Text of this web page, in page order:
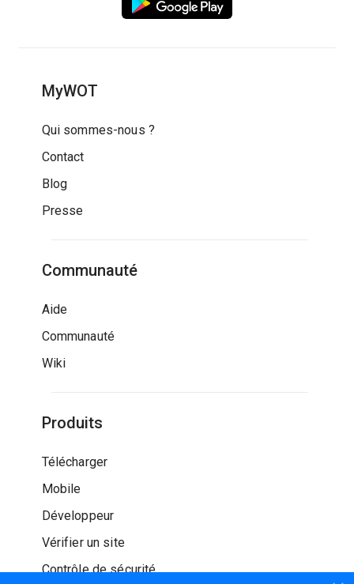
MyWOT
Qui sommes-nous ?
Contact
Blog
Presse
Communauté
Aide
Communauté
Wiki
Produits
Télécharger
Mobile
Développeur
Vérifier un site
Contrôle de sécurité